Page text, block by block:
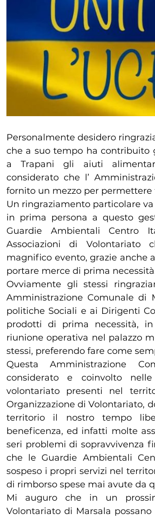
Personalmente desidero
che a suo tempo ha contribuito
a Trapani gli aiuti
considerato che l’
fornito un mezzo per permettere
Un ringraziamento particolare
in prima persona a questo
Guardie Ambientali
Associazioni di Volontariato
magnifico evento, grazie anche
portare merce di prima
Ovviamente gli stessi
Amministrazione Comunale di
politiche Sociali e ai Dirigenti
prodotti di prima necessità,
riunione operativa nel palazzo
stessi, preferendo fare come
Questa Amministrazione
considerato e coinvolto
volontariato presenti nel
Organizzazione di Volontariato,
territorio il nostro tempo
beneficenza, ed infatti molte
seri problemi di sopravvivenza
che le Guardie Ambientali
sospeso i propri servizi nel
di rimborso spese mai avute da
Mi auguro che in un
Volontariato di Marsala